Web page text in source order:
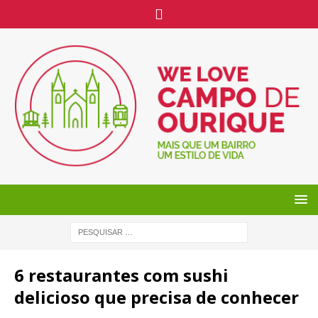
6 restaurantes com sushi
delicioso que precisa de conhecer